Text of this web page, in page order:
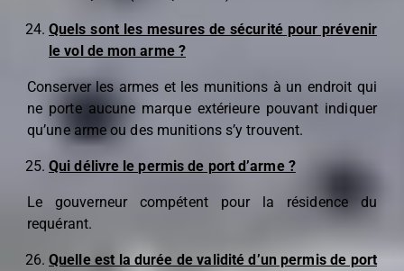
Quels sont les mesures de sécurité pour prévenir
le vol de mon arme ?
Conserver les armes et les munitions à un endroit qui
ne porte aucune marque extérieure pouvant indiquer
qu’une arme ou des munitions s’y trouvent.
Qui délivre le permis de port d’arme ?
Le gouverneur compétent pour la résidence du
requérant.
Quelle est la durée de validité d’un permis de port